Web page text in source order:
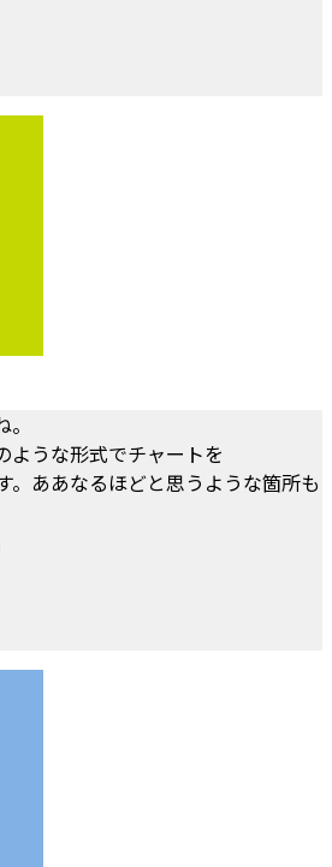
ような形式でチャートを
。ああなるほどと思うような箇所も